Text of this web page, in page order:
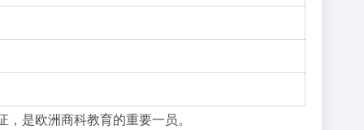
是欧洲商科教育的重要一员。